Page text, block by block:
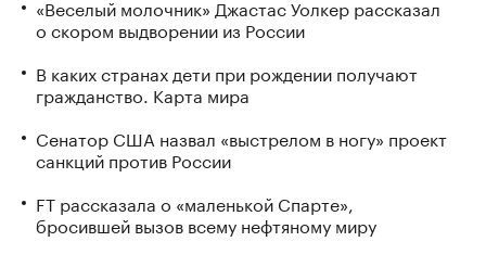
«Веселый молочник» Джастас Уолкер рассказал
о скором выдворении из России
В каких странах дети при рождении получают
гражданство. Карта мира
Сенатор США назвал «выстрелом в ногу» проект
санкций против России
FT рассказала о «маленькой Спарте»,
бросившей вызов всему нефтяному миру